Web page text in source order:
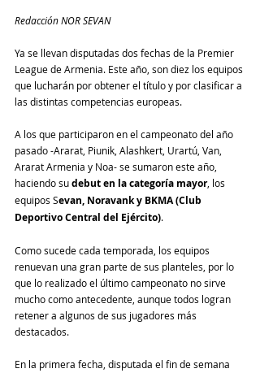
Redacción NOR SEVAN
Ya se llevan disputadas dos fechas de la Premier
League de Armenia. Este año, son diez los equipos
que lucharán por obtener el título y por clasificar a
las distintas competencias europeas.
A los que participaron en el campeonato del año
pasado -Ararat, Piunik, Alashkert, Urartú, Van,
Ararat Armenia y Noa- se sumaron este año,
haciendo su debut en la categoría mayor, los
equipos Sevan, Noravank y BKMA (Club
Deportivo Central del Ejército).
Como sucede cada temporada, los equipos
renuevan una gran parte de sus planteles, por lo
que lo realizado el último campeonato no sirve
mucho como antecedente, aunque todos logran
retener a algunos de sus jugadores más
destacados.
En la primera fecha, disputada el fin de semana